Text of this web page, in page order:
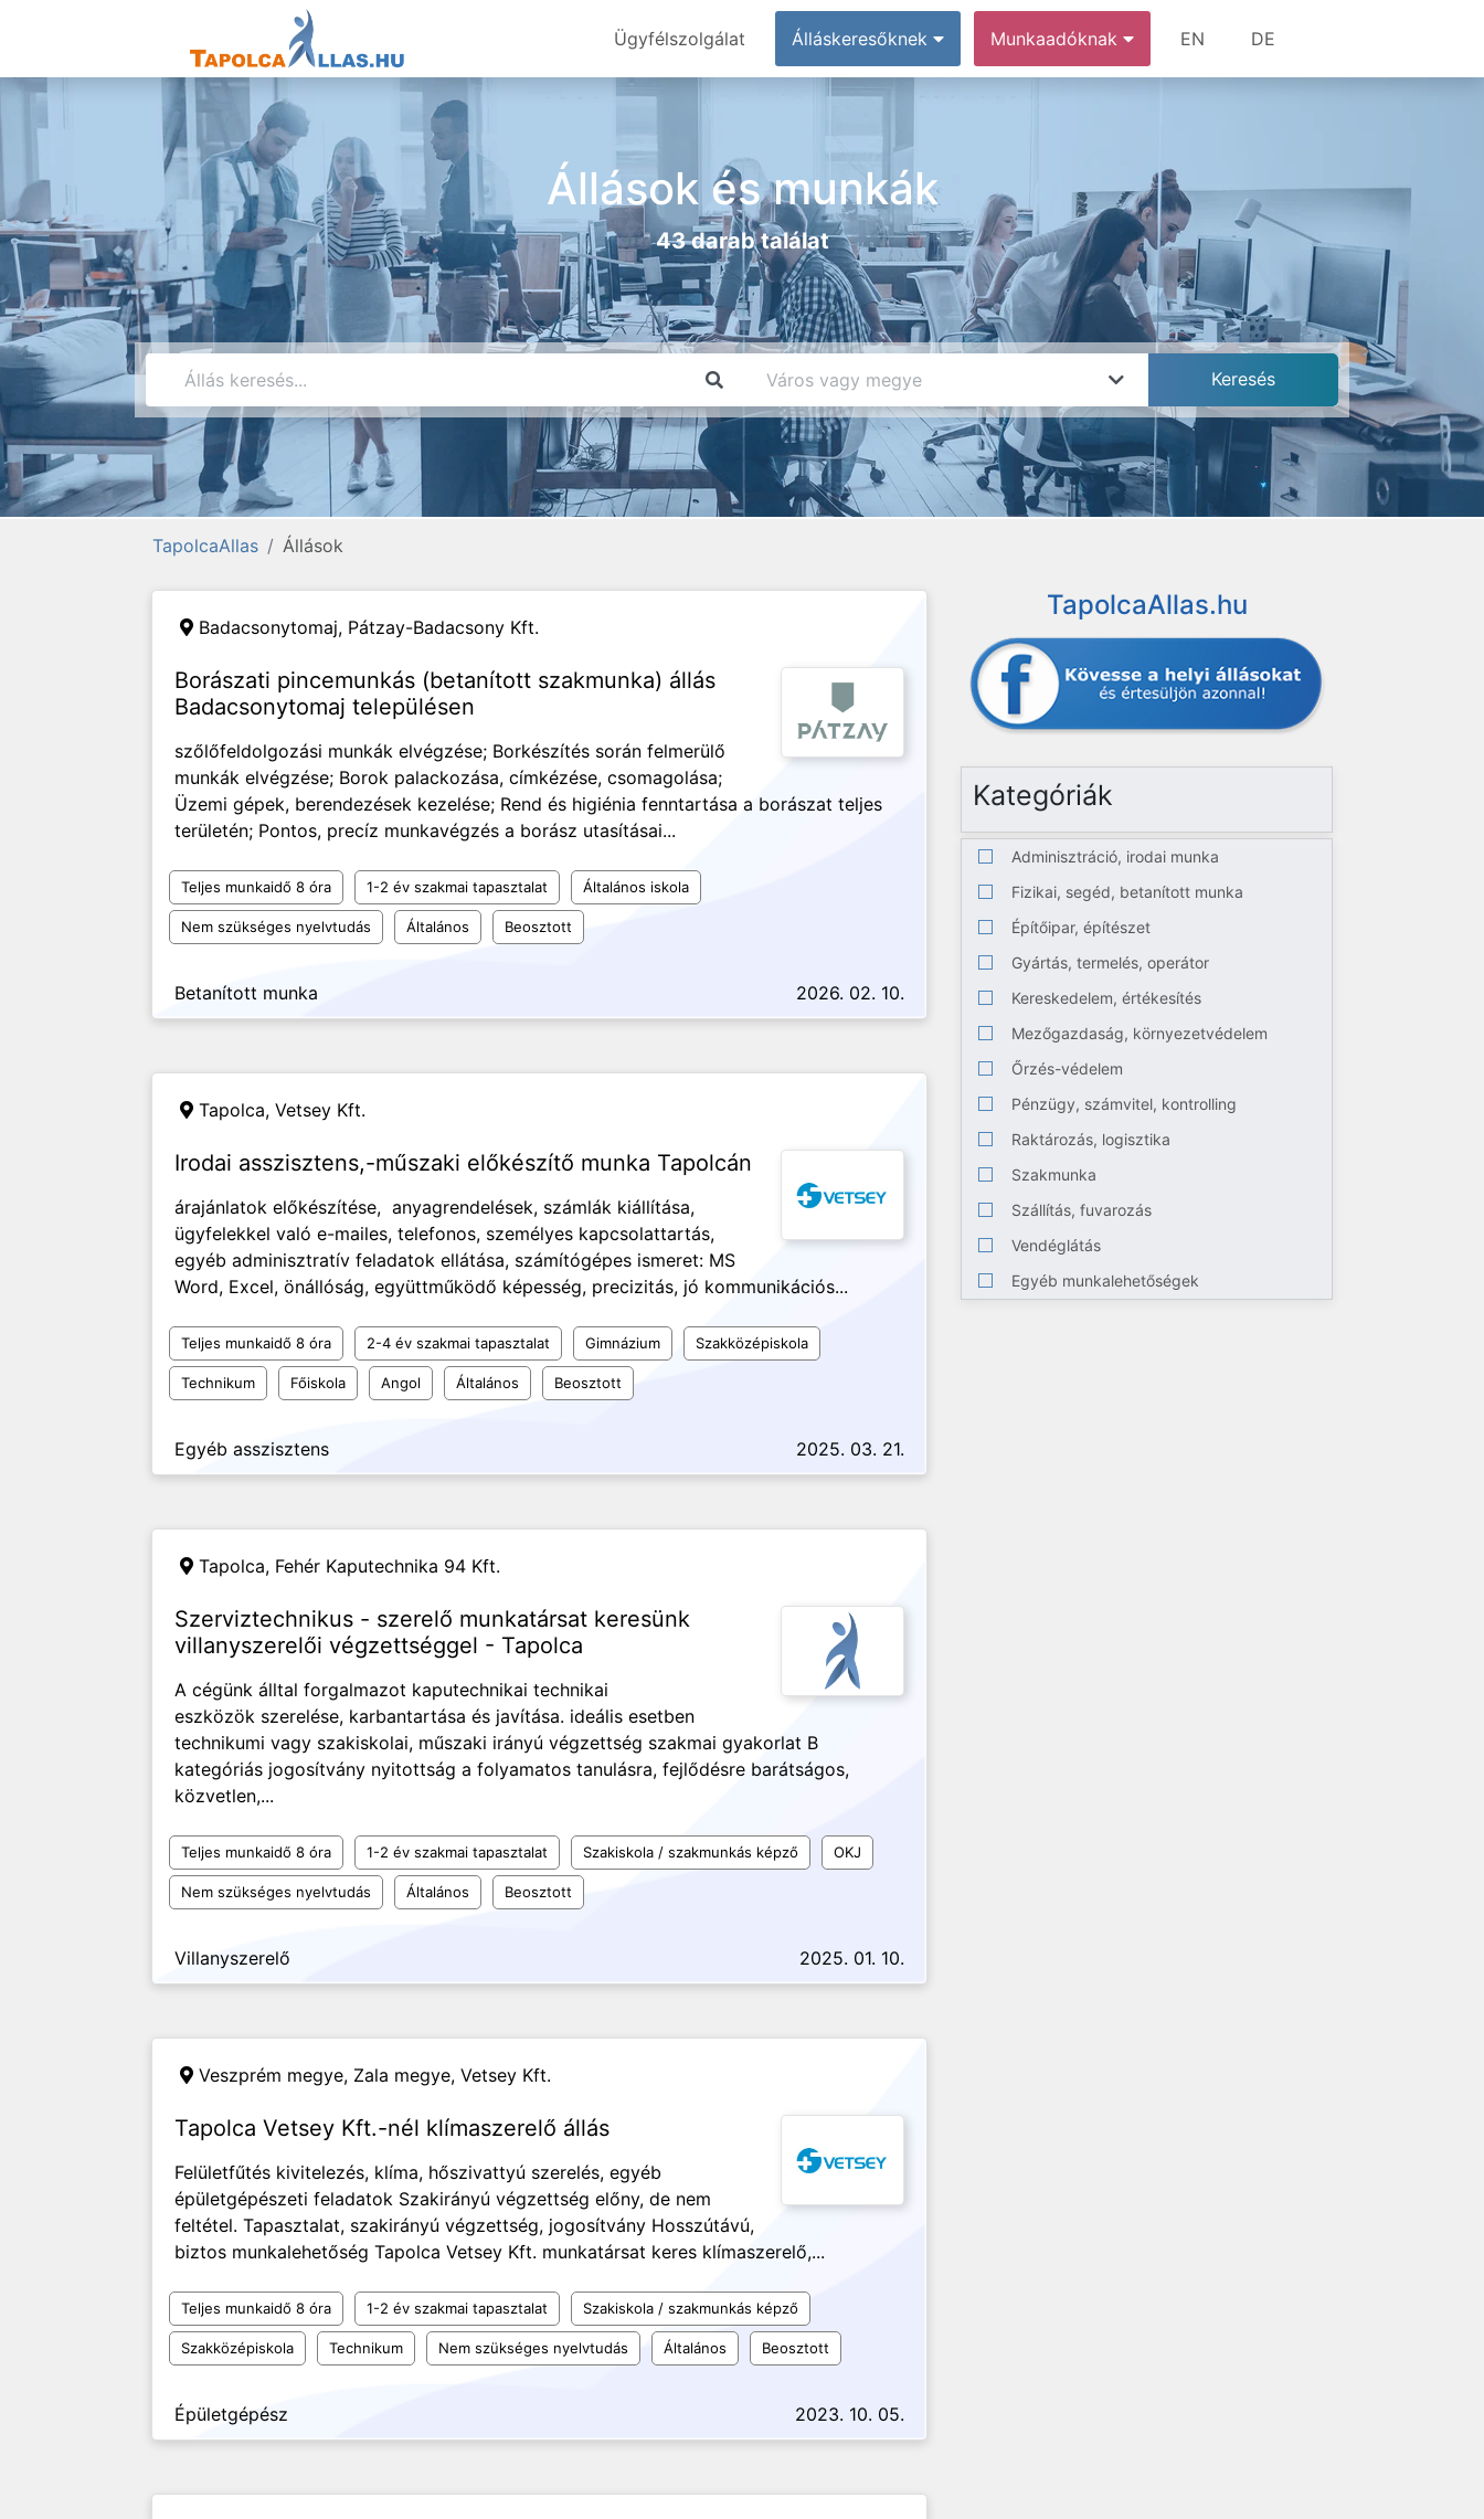
Ügyfélszolgálat Álláskeresőknek Munkaadóknak EN DE
Állások és munkák
43 darab találat
TapolcaAllas Állások
Badacsonytomaj, Pátzay-Badacsony Kft.
Borászati pincemunkás (betanított szakmunka) állás
Badacsonytomaj településen
szőlőfeldolgozási munkák elvégzése; Borkészítés során felmerülő
munkák elvégzése; Borok palackozása, címkézése, csomagolása;
Üzemi gépek, berendezések kezelése; Rend és higiénia fenntartása a borászat teljes
területén; Pontos, precíz munkavégzés a borász utasításai...
Teljes munkaidő 8 óra 1-2 év szakmai tapasztalat Általános iskola
Nem szükséges nyelvtudás Általános Beosztott
Betanított munka 2026. 02. 10.
Tapolca, Vetsey Kft.
Irodai asszisztens,-műszaki előkészítő munka Tapolcán
árajánlatok előkészítése, anyagrendelések, számlák kiállítása,
ügyfelekkel való e-mailes, telefonos, személyes kapcsolattartás,
egyéb adminisztratív feladatok ellátása, számítógépes ismeret: MS
Word, Excel, önállóság, együttműködő képesség, precizitás, jó kommunikációs...
Teljes munkaidő 8 óra 2-4 év szakmai tapasztalat Gimnázium Szakközépiskola
Technikum Főiskola Angol Általános Beosztott
Egyéb asszisztens 2025. 03. 21.
Tapolca, Fehér Kaputechnika 94 Kft.
Szerviztechnikus - szerelő munkatársat keresünk
villanyszerelői végzettséggel - Tapolca
A cégünk álltal forgalmazot kaputechnikai technikai
eszközök szerelése, karbantartása és javítása. ideális esetben
technikumi vagy szakiskolai, műszaki irányú végzettség szakmai gyakorlat B
kategóriás jogosítvány nyitottság a folyamatos tanulásra, fejlődésre barátságos,
közvetlen,...
Teljes munkaidő 8 óra 1-2 év szakmai tapasztalat Szakiskola / szakmunkás képző OKJ
Nem szükséges nyelvtudás Általános Beosztott
Villanyszerelő 2025. 01. 10.
Veszprém megye, Zala megye, Vetsey Kft.
Tapolca Vetsey Kft.-nél klímaszerelő állás
Felületfűtés kivitelezés, klíma, hőszivattyú szerelés, egyéb
épületgépészeti feladatok Szakirányú végzettség előny, de nem
feltétel. Tapasztalat, szakirányú végzettség, jogosítvány Hosszútávú,
biztos munkalehetőség Tapolca Vetsey Kft. munkatársat keres klímaszerelő,...
Teljes munkaidő 8 óra 1-2 év szakmai tapasztalat Szakiskola / szakmunkás képző
Szakközépiskola Technikum Nem szükséges nyelvtudás Általános Beosztott
Épületgépész 2023. 10. 05.
TapolcaAllas.hu
Kategóriák
Adminisztráció, irodai munka
Fizikai, segéd, betanított munka
Építőipar, építészet
Gyártás, termelés, operátor
Kereskedelem, értékesítés
Mezőgazdaság, környezetvédelem
Őrzés-védelem
Pénzügy, számvitel, kontrolling
Raktározás, logisztika
Szakmunka
Szállítás, fuvarozás
Vendéglátás
Egyéb munkalehetőségek